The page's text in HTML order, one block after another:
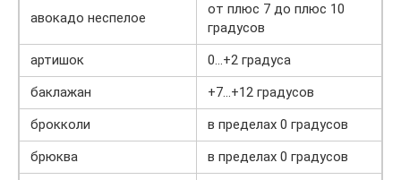
авокадо неспелое
от плюс 7 до плюс 10
градусов
артишок
0…+2 градуса
баклажан
+7…+12 градусов
брокколи
в пределах 0 градусов
брюква
в пределах 0 градусов